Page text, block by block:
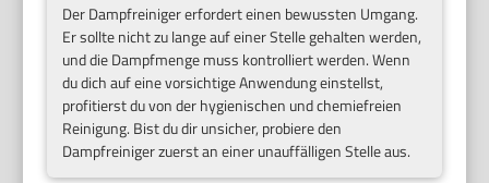
Der Dampfreiniger erfordert einen bewussten Umgang.
Er sollte nicht zu lange auf einer Stelle gehalten werden,
und die Dampfmenge muss kontrolliert werden. Wenn
du dich auf eine vorsichtige Anwendung einstellst,
profitierst du von der hygienischen und chemiefreien
Reinigung. Bist du dir unsicher, probiere den
Dampfreiniger zuerst an einer unauffälligen Stelle aus.